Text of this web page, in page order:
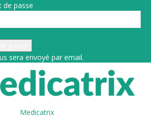
de passe
sera envoyé par email.
Medicatrix